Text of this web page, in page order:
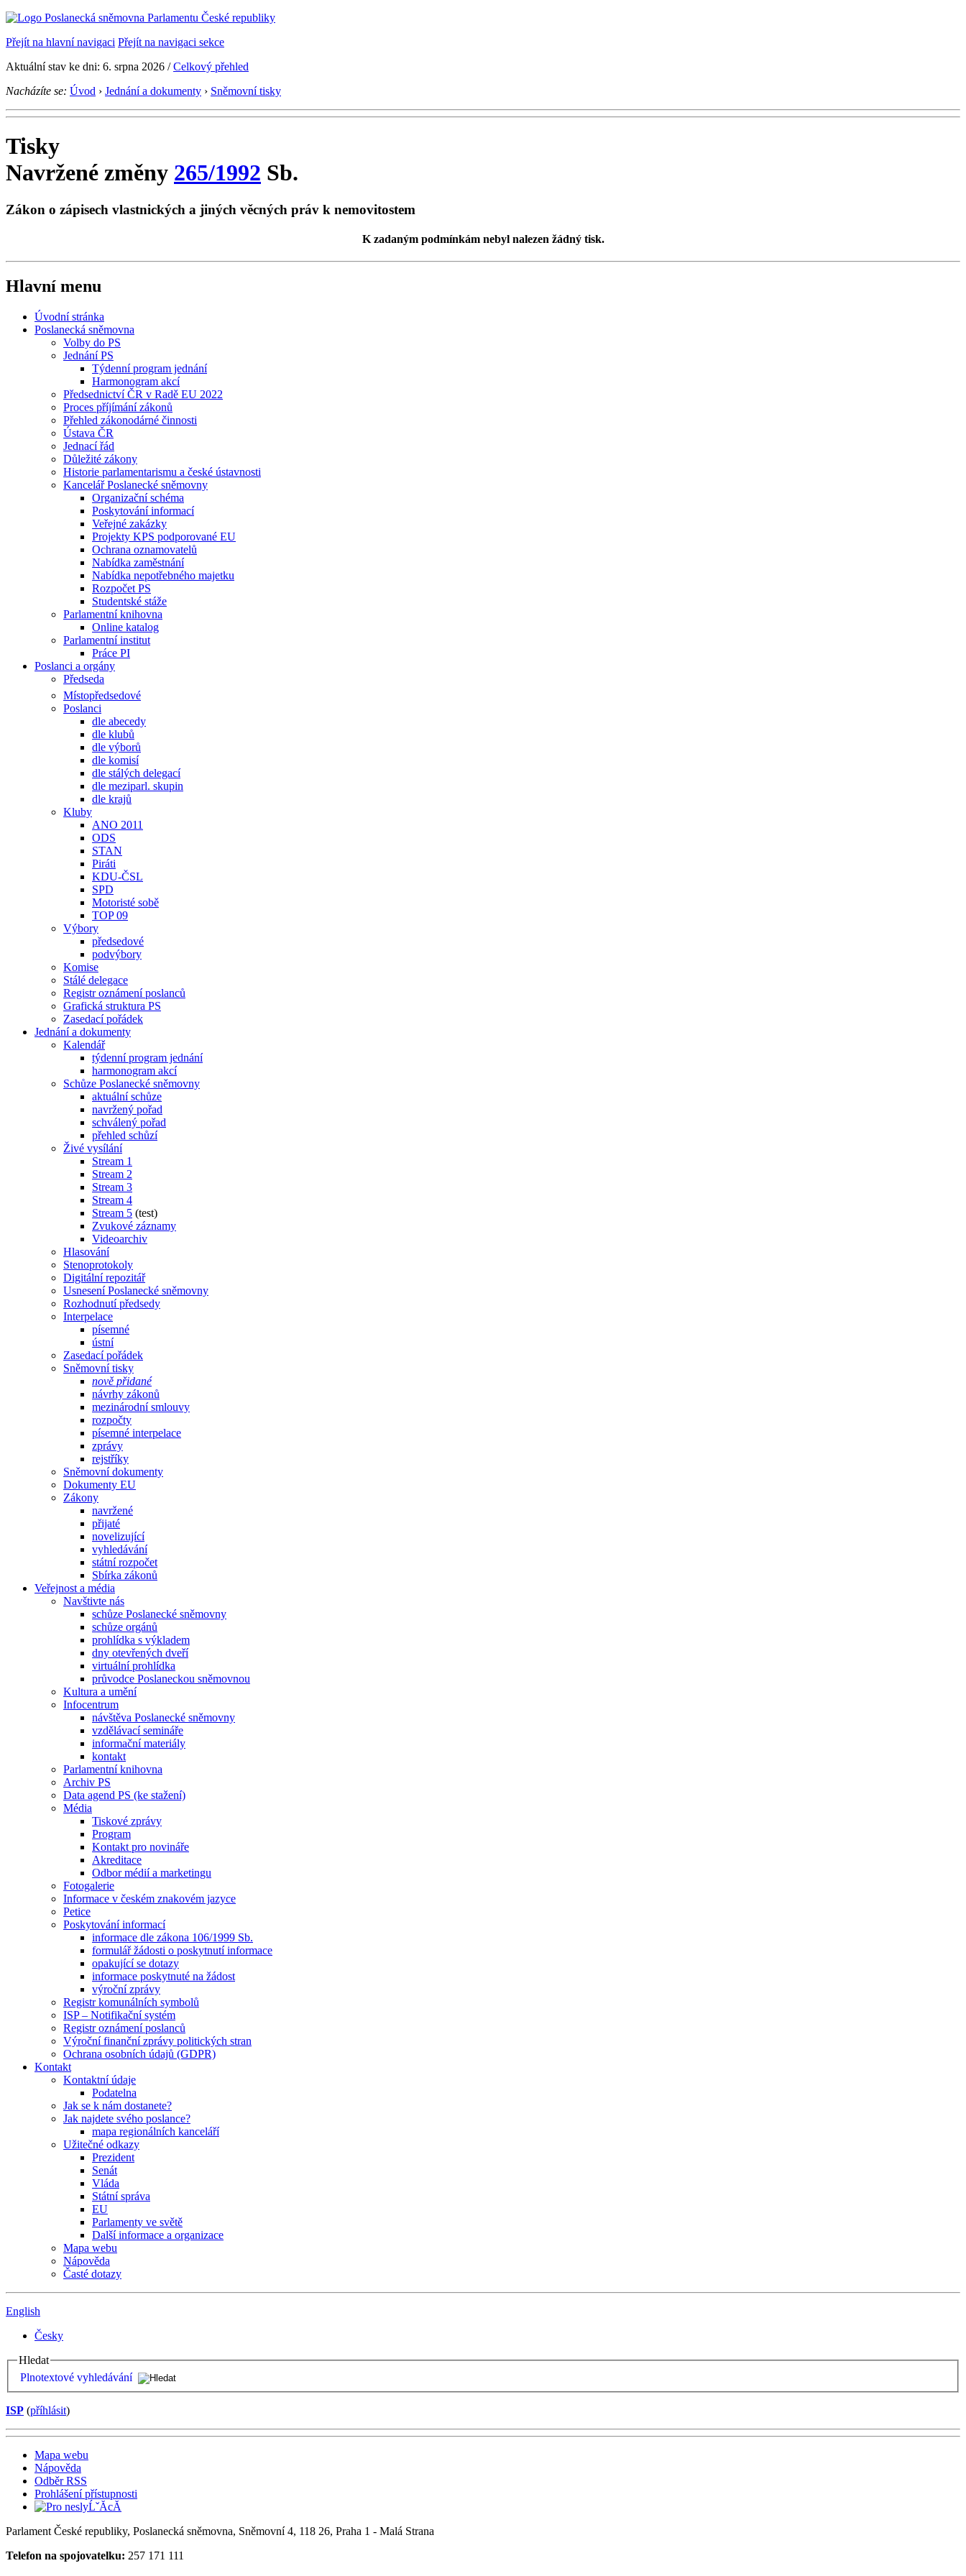
Přejít na hlavní navigaci Přejít na navigaci sekce
Aktuální stav ke dni: 6. srpna 2026 /Celkový přehled
Nacházíte se: Úvod › Jednání a dokumenty › Sněmovní tisky
Tisky
Navržené změny 265/1992 Sb.
Zákon o zápisech vlastnických a jiných věcných práv k nemovitostem
K zadaným podmínkám nebyl nalezen žádný tisk.
Hlavní menu
Úvodní stránka
Poslanecká sněmovna
Volby do PS
Jednání PS
Týdenní program jednání
Harmonogram akcí
Předsednictví ČR v Radě EU 2022
Proces příjímání zákonů
Přehled zákonodárné činnosti
Ústava ČR
Jednací řád
Důležité zákony
Historie parlamentarismu a české ústavnosti
Kancelář Poslanecké sněmovny
Organizační schéma
Poskytování informací
Veřejné zakázky
Projekty KPS podporované EU
Ochrana oznamovatelů
Nabídka zaměstnání
Nabídka nepotřebného majetku
Rozpočet PS
Studentské stáže
Parlamentní knihovna
Online katalog
Parlamentní institut
Práce PI
Poslanci a orgány
Předseda
Místopředsedové
Poslanci
dle abecedy
dle klubů
dle výborů
dle komisí
dle stálých delegací
dle meziparl. skupin
dle krajů
Kluby
ANO 2011
ODS
STAN
Piráti
KDU-ČSL
SPD
Motoristé sobě
TOP 09
Výbory
předsedové
podvýbory
Komise
Stálé delegace
Registr oznámení poslanců
Grafická struktura PS
Zasedací pořádek
Jednání a dokumenty
Kalendář
týdenní program jednání
harmonogram akcí
Schůze Poslanecké sněmovny
aktuální schůze
navržený pořad
schválený pořad
přehled schůzí
Živé vysílání
Stream 1
Stream 2
Stream 3
Stream 4
Stream 5 (test)
Zvukové záznamy
Videoarchiv
Hlasování
Stenoprotokoly
Digitální repozitář
Usnesení Poslanecké sněmovny
Rozhodnutí předsedy
Interpelace
písemné
ústní
Zasedací pořádek
Sněmovní tisky
nově přidané
návrhy zákonů
mezinárodní smlouvy
rozpočty
písemné interpelace
zprávy
rejstříky
Sněmovní dokumenty
Dokumenty EU
Zákony
navržené
přijaté
novelizující
vyhledávání
státní rozpočet
Sbírka zákonů
Veřejnost a média
Navštivte nás
schůze Poslanecké sněmovny
schůze orgánů
prohlídka s výkladem
dny otevřených dveří
virtuální prohlídka
průvodce Poslaneckou sněmovnou
Kultura a umění
Infocentrum
návštěva Poslanecké sněmovny
vzdělávací semináře
informační materiály
kontakt
Parlamentní knihovna
Archiv PS
Data agend PS (ke stažení)
Média
Tiskové zprávy
Program
Kontakt pro novináře
Akreditace
Odbor médií a marketingu
Fotogalerie
Informace v českém znakovém jazyce
Petice
Poskytování informací
informace dle zákona 106/1999 Sb.
formulář žádosti o poskytnutí informace
opakující se dotazy
informace poskytnuté na žádost
výroční zprávy
Registr komunálních symbolů
ISP – Notifikační systém
Registr oznámení poslanců
Výroční finanční zprávy politických stran
Ochrana osobních údajů (GDPR)
Kontakt
Kontaktní údaje
Podatelna
Jak se k nám dostanete?
Jak najdete svého poslance?
mapa regionálních kanceláří
Užitečné odkazy
Prezident
Senát
Vláda
Státní správa
EU
Parlamenty ve světě
Další informace a organizace
Mapa webu
Nápověda
Časté dotazy
English
Česky
Hledat
Plnotextové vyhledávání
ISP (příhlásit)
Mapa webu
Nápověda
Odběr RSS
Prohlášení přístupnosti
Parlament České republiky, Poslanecká sněmovna, Sněmovní 4, 118 26, Praha 1 - Malá Strana
Telefon na spojovatelku: 257 171 111